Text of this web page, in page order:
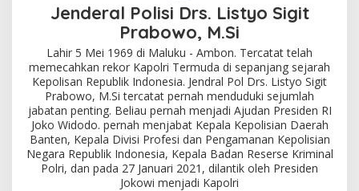
Jenderal Polisi Drs. Listyo Sigit
Prabowo, M.Si
Lahir 5 Mei 1969 di Maluku - Ambon. Tercatat telah
memecahkan rekor Kapolri Termuda di sepanjang sejarah
Kepolisan Republik Indonesia. Jendral Pol Drs. Listyo Sigit
Prabowo, M.Si tercatat pernah menduduki sejumlah
jabatan penting. Beliau pernah menjadi Ajudan Presiden RI
Joko Widodo. pernah menjabat Kepala Kepolisian Daerah
Banten, Kepala Divisi Profesi dan Pengamanan Kepolisian
Negara Republik Indonesia, Kepala Badan Reserse Kriminal
Polri, dan pada 27 Januari 2021, dilantik oleh Presiden
Jokowi menjadi Kapolri